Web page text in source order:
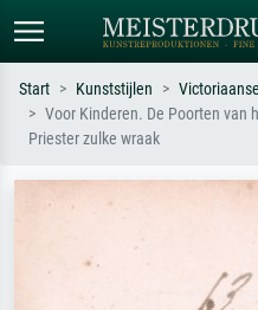
Standaard zoeken
Start Kunststijlen
Voor Kinderen. De Poorten van
Priester zulke wraak